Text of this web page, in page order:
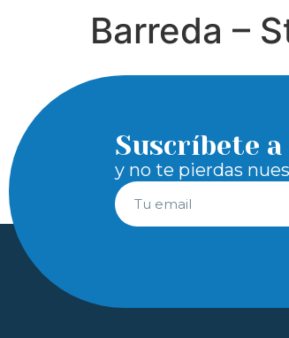
Barreda –
Suscríbete
y no te pierdas